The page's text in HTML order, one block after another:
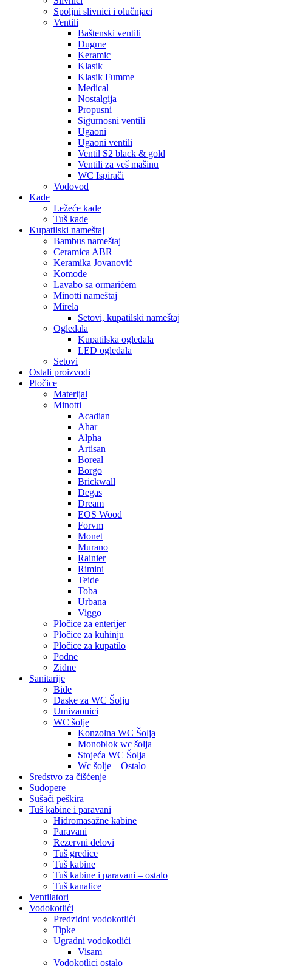
Spoljni slivnici i olučnjaci
Ventili
Baštenski ventili
Dugme
Keramic
Klasik
Klasik Fumme
Medical
Nostalgija
Propusni
Sigurnosni ventili
Ugaoni
Ugaoni ventili
Ventil S2 black & gold
Ventili za veš mašinu
WC Ispirači
Vodovod
Kade
Ležeće kade
Tuš kade
Kupatilski nameštaj
Bambus nameštaj
Ceramica ABR
Keramika Jovanović
Komode
Lavabo sa ormarićem
Minotti nameštaj
Mirela
Setovi, kupatilski nameštaj
Ogledala
Kupatilska ogledala
LED ogledala
Setovi
Ostali proizvodi
Pločice
Materijal
Minotti
Acadian
Ahar
Alpha
Artisan
Boreal
Borgo
Brickwall
Degas
Dream
EOS Wood
Forvm
Monet
Murano
Rainier
Rimini
Teide
Toba
Urbana
Viggo
Pločice za enterijer
Pločice za kuhinju
Pločice za kupatilo
Podne
Zidne
Sanitarije
Bide
Daske za WC Šolju
Umivaonici
WC šolje
Konzolna WC Šolja
Monoblok wc šolja
Stojeća WC Šolja
Wc šolje – Ostalo
Sredstvo za čišćenje
Sudopere
Sušači peškira
Tuš kabine i paravani
Hidromasažne kabine
Paravani
Rezervni delovi
Tuš gredice
Tuš kabine
Tuš kabine i paravani – ostalo
Tuš kanalice
Ventilatori
Vodokotlići
Predzidni vodokotlići
Tipke
Ugradni vodokotlići
Visam
Vodokotlici ostalo